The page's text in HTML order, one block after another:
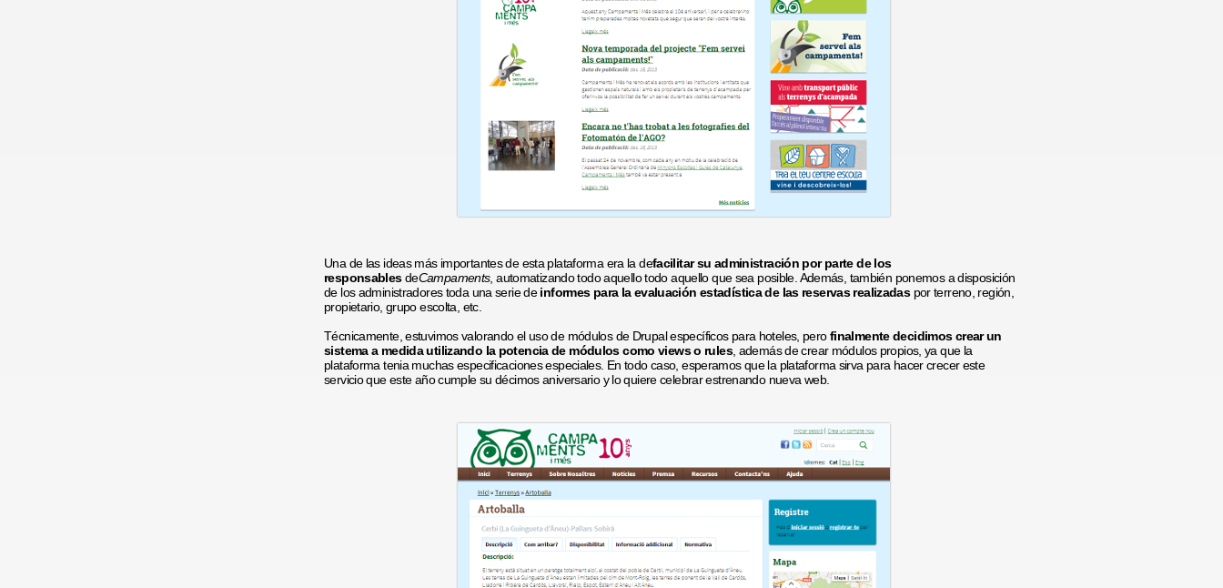
Una de las ideas más importantes de esta plataforma era la defacilitar su administración por parte de los
responsablesdeCampaments, automatizando todo aquello todo aquello que sea posible. Además, también ponemos a disposición
de los administradores toda una serie deinformes para la evaluación estadística de las reservas realizadaspor terreno, región,
propietario, grupo escolta, etc.
Técnicamente, estuvimos valorando el uso de módulos de Drupal específicos para hoteles, perofinalmente decidimos crear un
sistema a medida utilizando la potencia de módulos como views o rules, además de crear módulos propios, ya que la
plataforma tenia muchas especificaciones especiales. En todo caso, esperamos que la plataforma sirva para hacer crecer este
servicio que este año cumple su décimos aniversario y lo quiere celebrar estrenando nueva web.